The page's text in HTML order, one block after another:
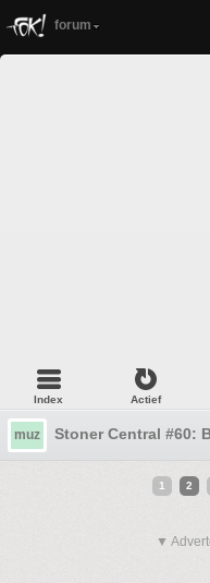
forum
Index Actief
muz Stoner Central #60:
1 2
▼